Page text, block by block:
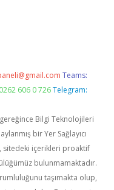
Teams:
606 0 726 Telegram:
gereğince Bilgi Teknolojileri
bir Yer Sağlayıcı
sitedeki içerikleri proaktif
bulunmamaktadır.
taşımakta olup,